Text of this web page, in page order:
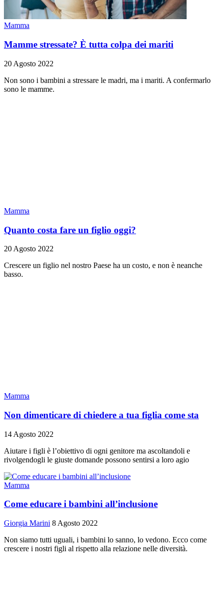
Mamma
Mamme stressate? È tutta colpa dei mariti
20 Agosto 2022
Non sono i bambini a stressare le madri, ma i mariti. A confermarlo
sono le mamme.
Mamma
Quanto costa fare un figlio oggi?
20 Agosto 2022
Crescere un figlio nel nostro Paese ha un costo, e non è neanche
basso.
Mamma
Non dimenticare di chiedere a tua figlia come sta
14 Agosto 2022
Aiutare i figli è l’obiettivo di ogni genitore ma ascoltandoli e
rivolgendogli le giuste domande possono sentirsi a loro agio
Mamma
Come educare i bambini all’inclusione
Giorgia Marini 8 Agosto 2022
Non siamo tutti uguali, i bambini lo sanno, lo vedono. Ecco come
crescere i nostri figli al rispetto alla relazione nelle diversità.